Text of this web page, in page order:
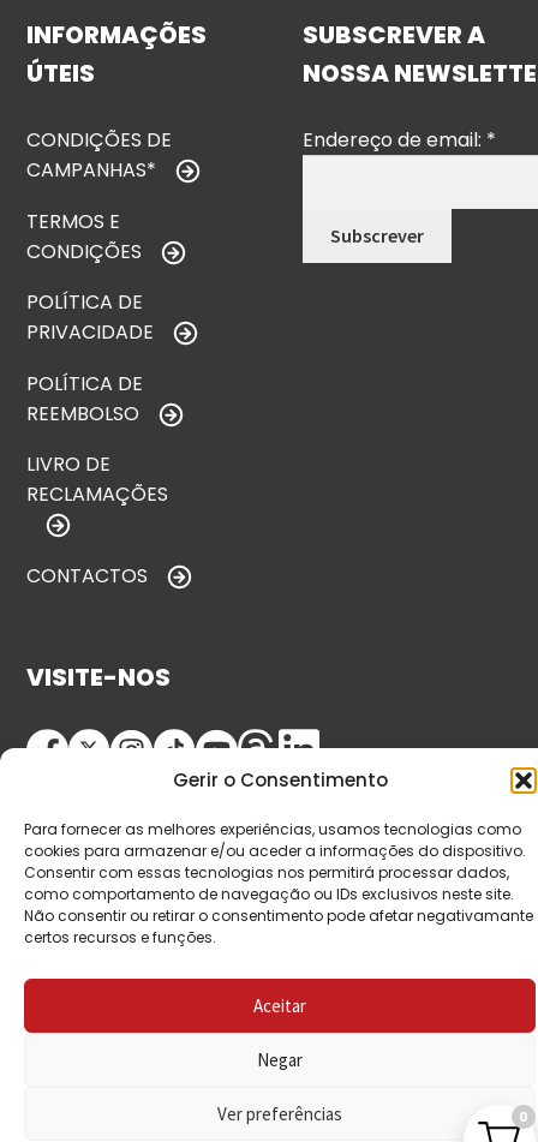
Gerir o Consentimento
Para fornecer as melhores experiências, usamos tecnologias como
cookies para armazenar e/ou aceder a informações do dispositivo.
Consentir com essas tecnologias nos permitirá processar dados,
como comportamento de navegação ou IDs exclusivos neste site.
Não consentir ou retirar o consentimento pode afetar negativamante
certos recursos e funções.
Aceitar
Negar
Ver preferências
INFORMAÇÕES
ÚTEIS
CONDIÇÕES DE
CAMPANHAS*
TERMOS E
CONDIÇÕES
POLÍTICA DE
PRIVACIDADE
POLÍTICA DE
REEMBOLSO
LIVRO DE
RECLAMAÇÕES
CONTACTOS
SUBSCREVER A
NOSSA
Endereço de email: *
VISITE-NOS
© Copyright 2026 Saída de Emergência. Todos os
direitos reservados.
0